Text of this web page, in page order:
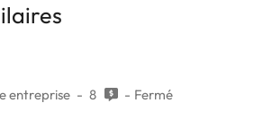
entreprise 8 Fermé